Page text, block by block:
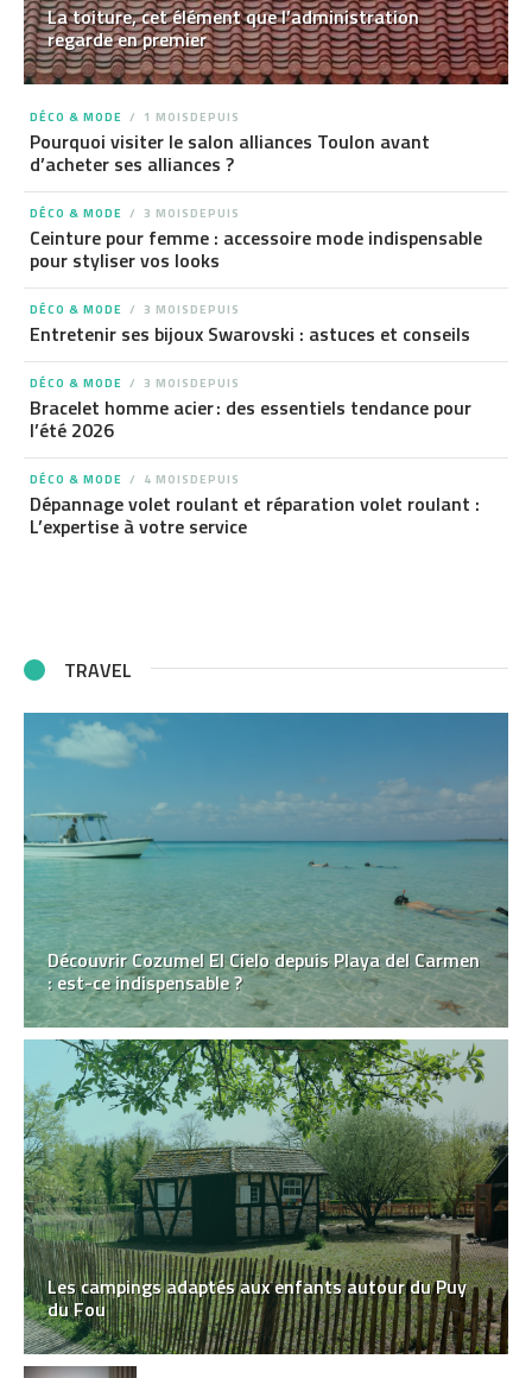
La toiture, cet élément que l’administration
regarde en premier
DÉCO & MODE 1 MOISDEPUIS
Pourquoi visiter le salon alliances Toulon avant
d’acheter ses alliances ?
DÉCO & MODE 3 MOISDEPUIS
Ceinture pour femme : accessoire mode indispensable
pour styliser vos looks
DÉCO & MODE 3 MOISDEPUIS
Entretenir ses bijoux Swarovski : astuces et conseils
DÉCO & MODE 3 MOISDEPUIS
Bracelet homme acier : des essentiels tendance pour
l’été 2026
DÉCO & MODE 4 MOISDEPUIS
Dépannage volet roulant et réparation volet roulant :
L’expertise à votre service
TRAVEL
Découvrir Cozumel El Cielo depuis Playa del Carmen
: est-ce indispensable ?
Les campings adaptés aux enfants autour du Puy
du Fou